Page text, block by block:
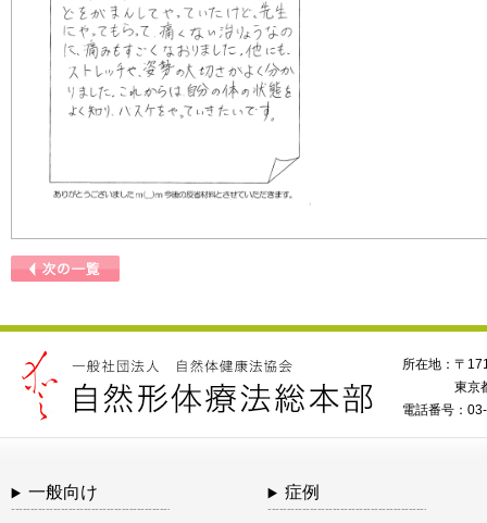
所在地：〒
東京
電話番号：
一般向け 症例